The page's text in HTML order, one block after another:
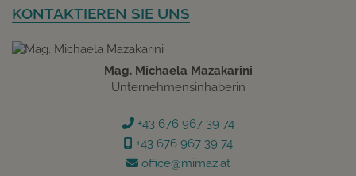
KONTAKTIEREN SIE UNS
Mag. Michaela Mazakarini
Unternehmensinhaberin
+43 676 967 39 74
+43 676 967 39 74
office@mimaz.at